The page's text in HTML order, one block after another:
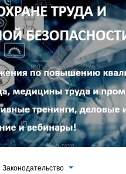
Законодательство